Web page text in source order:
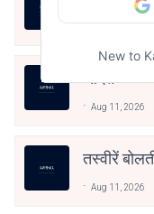
Aug 11, 2026
आदत
Aug 11, 2026
तस्वीरें
Aug 11, 2026
New to